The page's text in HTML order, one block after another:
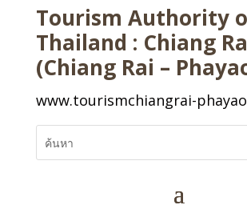
Tourism Authority
Thailand : Chiang
(Chiang Rai –
www.tourismchiangrai-